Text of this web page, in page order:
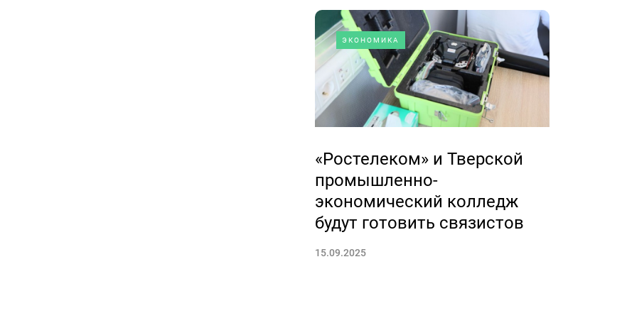
ЭКОНОМИКА
«Ростелеком» и Тверской
промышленно-
экономический колледж
будут готовить связистов
15.09.2025